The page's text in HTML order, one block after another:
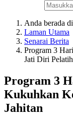
Anda berada
Laman Utama
Senarai Berita
Program 3
Jati Diri
Program 3
Kukuhkan
Jahitan